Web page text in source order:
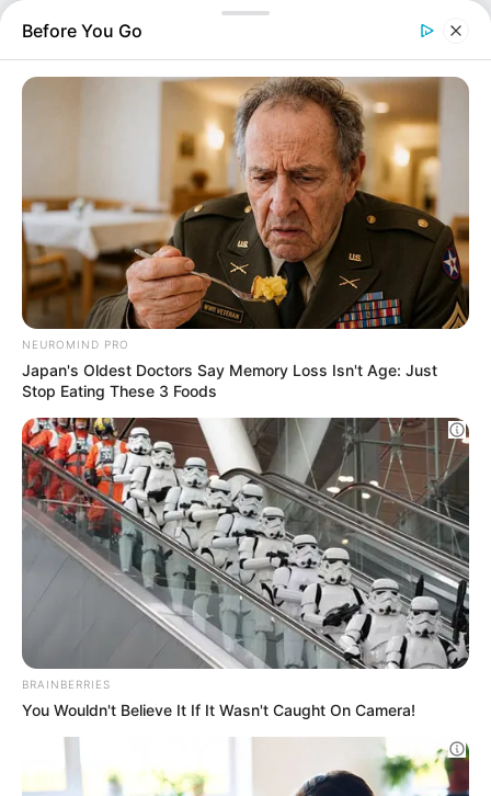
svelato
Dicembre 6, 2023 diMatteo Vana
Un nuovo decreto è pronto a rivoluzionare
tutto: ecco cosa cambia e quali sono le
novità principali previste
In Italia sono tantissimi gli appassionati di
auto storiche; queste vetture, infatti, stanno
diventando sempre più popolari grazie alla
riscoperta dei grandi classici vintage. La
possibilità di riavere latarga originalecon cui
l’auto, la moto o il mezzo agricolo era stato
immatricolato per la prima volta è una
battaglia che automobilisti e appassionati di
tutta Italia stanno portando avanti da anni.